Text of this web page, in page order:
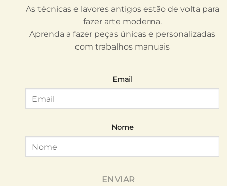
As técnicas e lavores antigos estão de volta para
fazer arte moderna.
Aprenda a fazer peças únicas e personalizadas
com trabalhos manuais
Email
Nome
ENVIAR